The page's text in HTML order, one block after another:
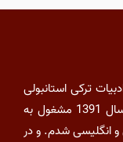
ترکی استانبولی
از دانشگاه علامه طباطبایی تهران هستم. از سال 1391 مشغول به
و انگلیسی شدم. و در